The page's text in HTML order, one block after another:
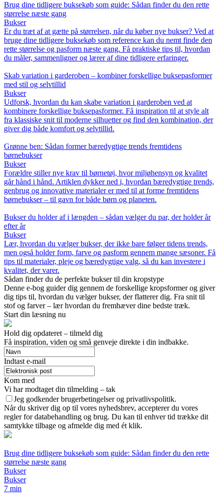
Brug dine tidligere buksekøb som guide: Sådan finder du den rette
størrelse næste gang
Bukser
Er du træt af at gætte på størrelsen, når du køber nye bukser? Ved at
bruge dine tidligere buksekøb som reference kan du nemt finde den
rette størrelse og pasform næste gang. Få praktiske tips til, hvordan
du måler, sammenligner og lærer af dine tidligere erfaringer.
Skab variation i garderoben – kombiner forskellige buksepasformer
med stil og selvtillid
Bukser
Udforsk, hvordan du kan skabe variation i garderoben ved at
kombinere forskellige buksepasformer. Få inspiration til at style alt
fra klassiske snit til moderne silhuetter og find den kombination, der
giver dig både komfort og selvtillid.
Grønne ben: Sådan former bæredygtige trends fremtidens
børnebukser
Bukser
Forældre stiller nye krav til børnetøj, hvor miljøhensyn og kvalitet
går hånd i hånd. Artiklen dykker ned i, hvordan bæredygtige trends,
genbrug og innovative materialer er med til at forme fremtidens
børnebukser – til gavn for både børn og planeten.
Bukser du holder af i længden – sådan vælger du par, der holder år
efter år
Bukser
Lær, hvordan du vælger bukser, der ikke bare følger tidens trends,
men også holder form, farve og pasform gennem mange sæsoner. Få
tips til materialer, pleje og bæredygtige valg, så du kan investere i
kvalitet, der varer.
Sådan finder du de perfekte bukser til din kropstype
Denne e-bog guider dig gennem de forskellige kropsformer og giver
dig tips til, hvordan du vælger bukser, der flatterer dig. Fra snit til
stof og farver – lær hvordan du fremhæver dine bedste træk.
Start din læsning nu
Hold dig opdateret – tilmeld dig
Få inspiration, viden og små genveje direkte i din indbakke.
Indtast e-mail
Kom med
Vi har modtaget din tilmelding – tak
Jeg godkender brugerbetingelser og privatlivspolitik.
Når du skriver dig op til vores nyhedsbrev, accepterer du vores
regler for databehandling og brug. Du kan til enhver tid trække dit
samtykke tilbage og afmelde dig med ét klik.
Brug dine tidligere buksekøb som guide: Sådan finder du den rette
størrelse næste gang
Bukser
Bukser
7 min